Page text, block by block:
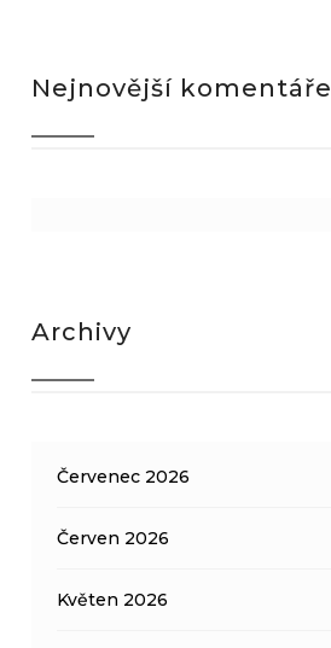
Nejnovější komentáře
Archivy
Červenec 2026
Červen 2026
Květen 2026